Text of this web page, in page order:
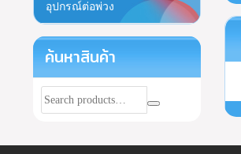
อุปกรณ์ต่อพ่วง
ค้นหาสินค้า